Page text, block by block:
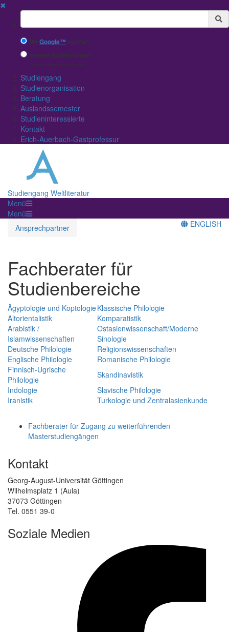
✖
Suchbegriff
MitGoogle™ suchen
Interne Suche nutzen
(eingeschränkte Ergebnisqualität)
Studiengang
Studienorganisation
Beratung
Auslandssemester
Studieninteressierte
Kontakt
Erich-Auerbach-Gastprofessur
Studiengang Weltliteratur
Menü
Menü
Ansprechpartner
ENGLISH
Fachberater für
Studienbereiche
Ägyptologie und KoptologieKlassische Philologie
Altorientalistik
Komparatistik
Arabistik /
Islamwissenschaften
Ostasienwissenschaft/Moderne
Sinologie
Deutsche Philologie
Religionswissenschaften
Englische Philologie
Romanische Philologie
Finnisch-Ugrische
Philologie
Skandinavistik
Indologie
Slavische Philologie
Iranistik
Turkologie und Zentralasienkunde
Fachberater für Zugang zu weiterführenden
Masterstudiengängen
Kontakt
Georg-August-Universität Göttingen
Wilhelmsplatz 1 (Aula)
37073 Göttingen
Tel. 0551 39-0
Soziale Medien